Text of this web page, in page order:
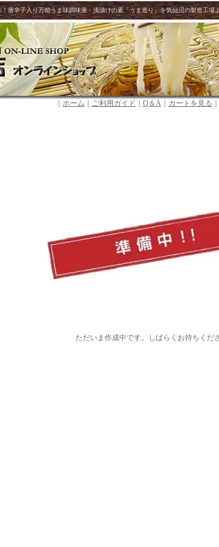
唐辛子入り万能うま味調味液・浅漬けの素「うま造り」を気仙沼の製造工場
ホーム ご利用ガイド Q＆A｜ カートを見る
ただいま作成中です。しばらくお待ちくださ